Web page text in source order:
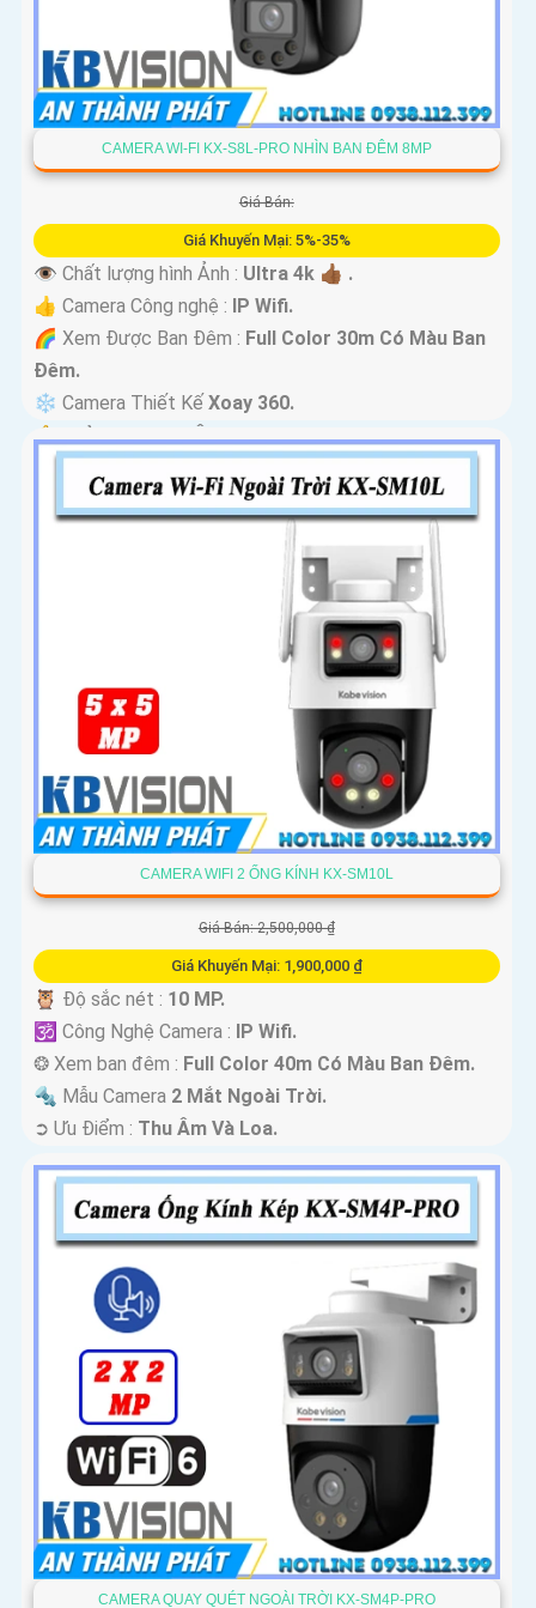
CAMERA WI-FI KX-S8L-PRO NHÌN BAN ĐÊM 8MP
Giá Bán:
Giá Khuyến Mại: 5%-35%
👁 Chất lượng hình Ảnh : Ultra 4k 👍🏾 .
👍 Camera Công nghệ : IP Wifi.
🌈 Xem Được Ban Đêm : Full Color 30m Có Màu Ban
Ðêm.
❄ Camera Thiết Kế Xoay 360.
️🔔 Khả Năng :Thu Âm Và Loa.
CAMERA WIFI 2 ỐNG KÍNH KX-SM10L
Giá Bán: 2,500,000 ₫
Giá Khuyến Mại: 1,900,000 ₫
🦉 Độ sắc nét : 10 MP.
🕉️ Công Nghệ Camera : IP Wifi.
❂ Xem ban đêm : Full Color 40m Có Màu Ban Ðêm.
🔩 Mẫu Camera 2 Mắt Ngoài Trời.
️➲ Ưu Điểm : Thu Âm Và Loa.
CAMERA QUAY QUÉT NGOÀI TRỜI KX-SM4P-PRO